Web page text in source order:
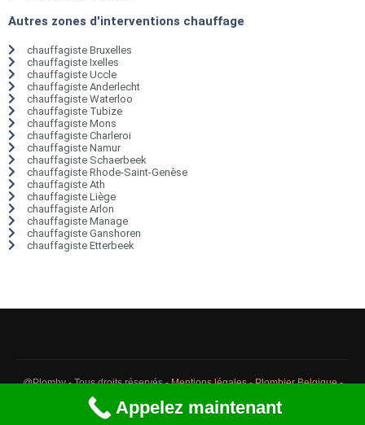
Autres zones d'interventions chauffage
chauffagiste Bruxelles
chauffagiste Ixelles
chauffagiste Uccle
chauffagiste Anderlecht
chauffagiste Waterloo
chauffagiste Tubize
chauffagiste Mons
chauffagiste Charleroi
chauffagiste Namur
chauffagiste Schaerbeek
chauffagiste Rhode-Saint-Genèse
chauffagiste Ath
chauffagiste Liège
chauffagiste Arlon
chauffagiste Manage
chauffagiste Ganshoren
chauffagiste Etterbeek
@Plomby - Tous droits réservés -Mentions légales-Plombier Belgique-
Débouchage Belgique
Appelez maintenant